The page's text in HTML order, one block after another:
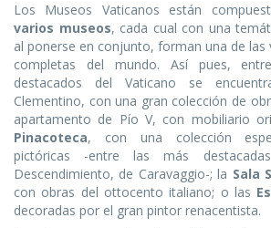
Los Museos Vaticanos están
varios museos, cada cual con una
al ponerse en conjunto, forman una de las
completas del mundo. Así pues,
destacados del Vaticano se
Clementino, con una gran colección de
apartamento de Pío V, con mobiliario
Pinacoteca, con una colección
pictóricas -entre las más
Descendimiento, de Caravaggio-; la Sala
con obras del ottocento italiano; o las
decoradas por el gran pintor renacentista.